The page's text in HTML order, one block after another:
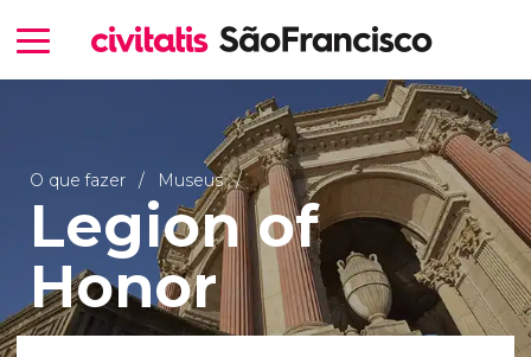
O que fazer Museus
Legion of
Honor